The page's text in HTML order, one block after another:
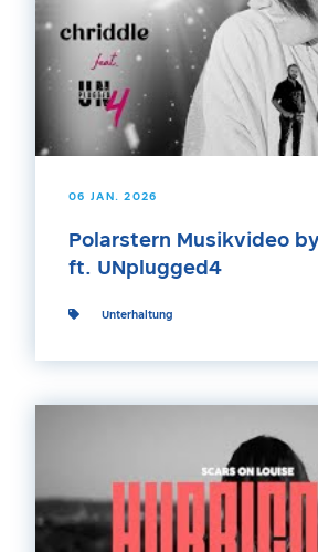
06 JAN. 2026
Polarstern Musikvideo
ft. UNplugged4
Unterhaltung